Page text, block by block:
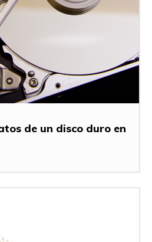
de un disco duro en